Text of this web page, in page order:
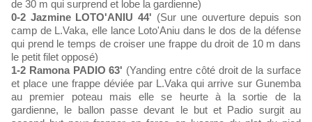
de 30 m qui surprend et lobe la gardienne)
0-2 Jazmine LOTO'ANIU 44' (Sur une ouverture depuis son
camp de L.Vaka, elle lance Loto'Aniu dans le dos de la défense
qui prend le temps de croiser une frappe du droit de 10 m dans
le petit filet opposé)
1-2 Ramona PADIO 63' (Yanding entre côté droit de la surface
et place une frappe déviée par L.Vaka qui arrive sur Gunemba
au premier poteau mais elle se heurte à la sortie de la
gardienne, le ballon passe devant le but et Padio surgit au